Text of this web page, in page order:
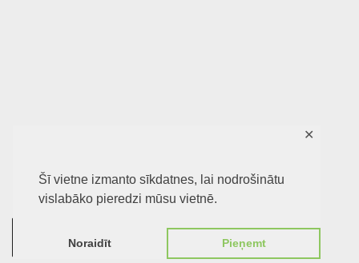
Šī vietne izmanto sīkdatnes, lai nodrošinātu
vislabāko pieredzi mūsu vietnē.
Noraidīt Pieņemt
✕